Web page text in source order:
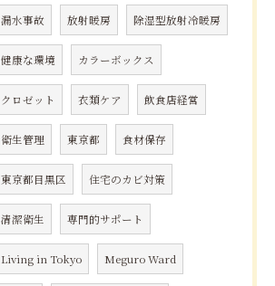
漏水事故 放射暖房 除湿型放射冷暖房
健康な環境 カラーボックス
クロゼット 衣類ケア 飲食店経営
衛生管理 東京都 食材保存
東京都目黒区 住宅のカビ対策
清潔衛生 専門的サポート
Living in Tokyo Meguro Ward